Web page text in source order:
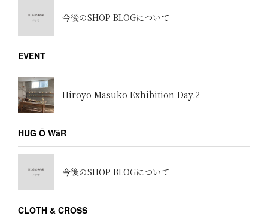
今後のSHOP BLOGについて
EVENT
Hiroyo Masuko Exhibition Day.2
HUG Ō WäR
今後のSHOP BLOGについて
CLOTH & CROSS